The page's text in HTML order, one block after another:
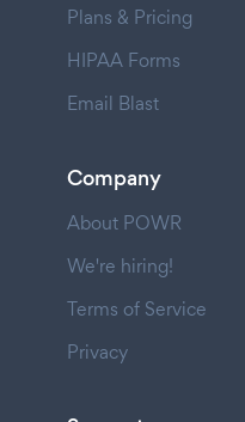
Plans & Pricing
HIPAA Forms
Email Blast
Company
About POWR
We're hiring!
Terms of Service
Privacy